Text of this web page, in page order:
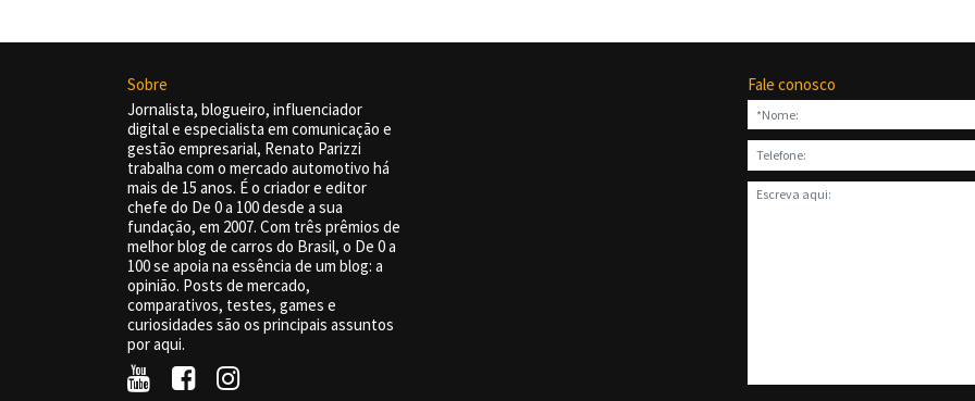
Sobre
Jornalista, blogueiro, influenciador
digital e especialista em comunicação e
gestão empresarial, Renato Parizzi
trabalha com o mercado automotivo há
mais de 15 anos. É o criador e editor
chefe do De 0 a 100 desde a sua
fundação, em 2007. Com três prêmios de
melhor blog de carros do Brasil, o De 0 a
100 se apoia na essência de um blog: a
opinião. Posts de mercado,
comparativos, testes, games e
curiosidades são os principais assuntos
por aqui.
Fale conosco